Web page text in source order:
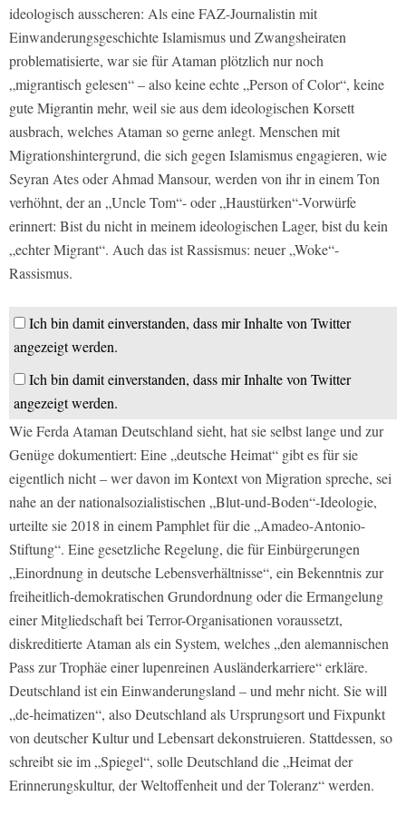
ideologisch ausscheren: Als eine FAZ-Journalistin mit
Einwanderungsgeschichte Islamismus und Zwangsheiraten
problematisierte, war sie für Ataman plötzlich nur noch
„migrantisch gelesen“ – also keine echte „Person of Color“, keine
gute Migrantin mehr, weil sie aus dem ideologischen Korsett
ausbrach, welches Ataman so gerne anlegt. Menschen mit
Migrationshintergrund, die sich gegen Islamismus engagieren, wie
Seyran Ates oder Ahmad Mansour, werden von ihr in einem Ton
verhöhnt, der an „Uncle Tom“- oder „Haustürken“-Vorwürfe
erinnert: Bist du nicht in meinem ideologischen Lager, bist du kein
„echter Migrant“. Auch das ist Rassismus: neuer „Woke“-
Rassismus.
Ich bin damit einverstanden, dass mir Inhalte von Twitter
angezeigt werden.
Ich bin damit einverstanden, dass mir Inhalte von Twitter
angezeigt werden.
Wie Ferda Ataman Deutschland sieht, hat sie selbst lange und zur
Genüge dokumentiert: Eine „deutsche Heimat“ gibt es für sie
eigentlich nicht – wer davon im Kontext von Migration spreche, sei
nahe an der nationalsozialistischen „Blut-und-Boden“-Ideologie,
urteilte sie 2018 in einem Pamphlet für die „Amadeo-Antonio-
Stiftung“. Eine gesetzliche Regelung, die für Einbürgerungen
„Einordnung in deutsche Lebensverhältnisse“, ein Bekenntnis zur
freiheitlich-demokratischen Grundordnung oder die Ermangelung
einer Mitgliedschaft bei Terror-Organisationen voraussetzt,
diskreditierte Ataman als ein System, welches „den alemannischen
Pass zur Trophäe einer lupenreinen Ausländerkarriere“ erkläre.
Deutschland ist ein Einwanderungsland – und mehr nicht. Sie will
„de-heimatizen“, also Deutschland als Ursprungsort und Fixpunkt
von deutscher Kultur und Lebensart dekonstruieren. Stattdessen, so
schreibt sie im „Spiegel“, solle Deutschland die „Heimat der
Erinnerungskultur, der Weltoffenheit und der Toleranz“ werden.